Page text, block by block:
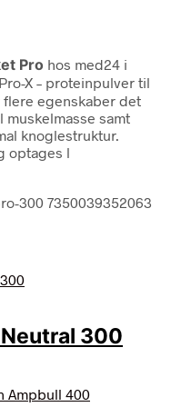
Pro hos med24 i
X – proteinpulver til
flere egenskaber det
samt
knoglestruktur.
optages l
300 7350039352063
300